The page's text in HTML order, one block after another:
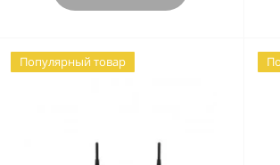
Популярный товар